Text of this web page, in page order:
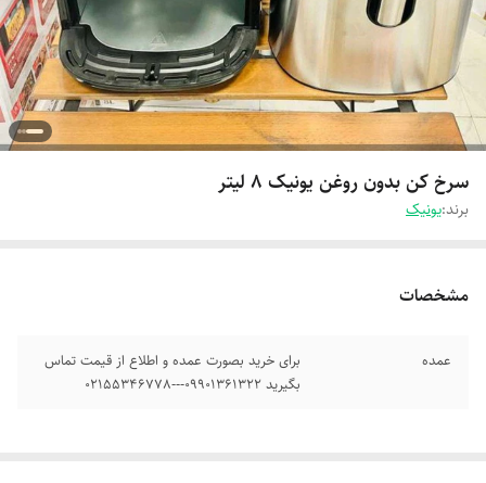
سرخ کن بدون روغن یونیک 8 لیتر
برند:یونیک
مشخصات
عمده
برای خرید بصورت عمده و اطلاع از قیمت تماس
بگیرید 09901361322---02155346778